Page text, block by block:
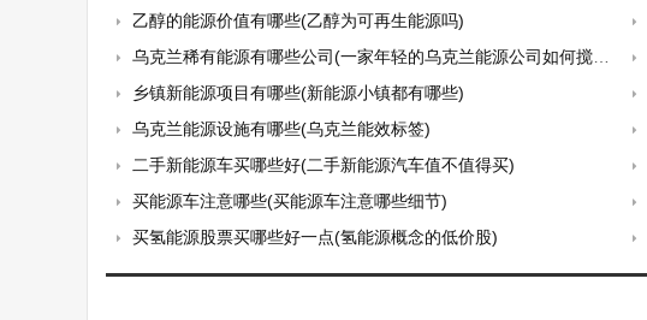
乙醇的能源价值有哪些(乙醇为可再生能源吗)
乌克兰稀有能源有哪些公司(一家年轻的乌克兰能源公司如何搅动了美国的大选风云)
乡镇新能源项目有哪些(新能源小镇都有哪些)
乌克兰能源设施有哪些(乌克兰能效标签)
二手新能源车买哪些好(二手新能源汽车值不值得买)
买能源车注意哪些(买能源车注意哪些细节)
买氢能源股票买哪些好一点(氢能源概念的低价股)